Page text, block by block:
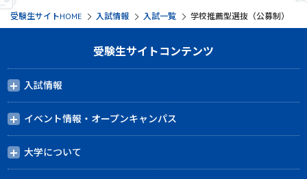
受験生サイトHOME 入試情報 入試一覧 学校推薦型選抜（公募制）
受験生サイトコンテンツ
入試情報
イベント情報・オープンキャンパス
大学について